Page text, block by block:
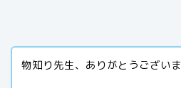
物知り先生、ありがとうございま